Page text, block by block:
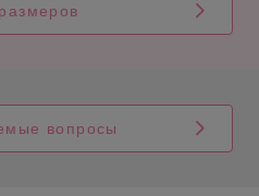
вопросы